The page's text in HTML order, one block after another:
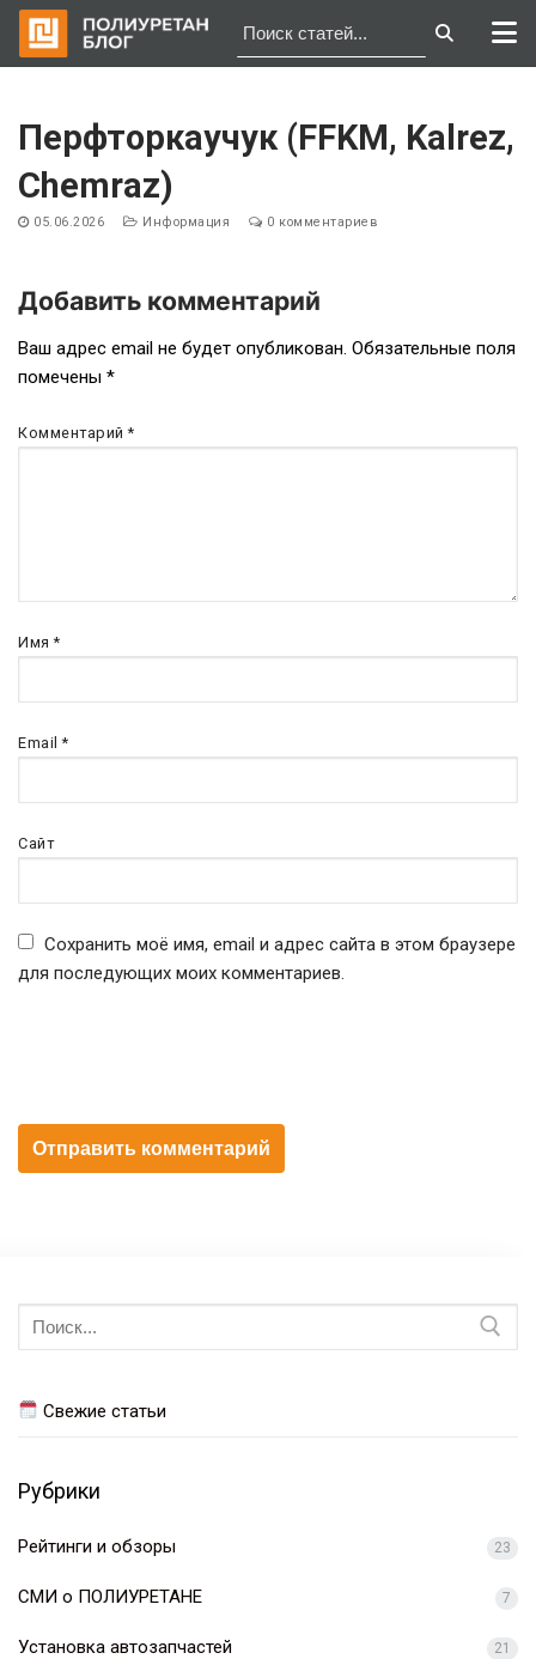
содержимому
Перфторкаучук (FFKM, Kalrez,
Chemraz)
05.06.2026 Информация 0 комментариев
Навигация
по
записям
Добавить комментарий
Ваш адрес email не будет опубликован. Обязательные поля
помечены *
Комментарий*
Имя*
Email*
Сайт
Сохранить моё имя, email и адрес сайта в этом браузере
для последующих моих комментариев.
Искать:
Свежие статьи
Рубрики
Рейтинги и обзоры 23
СМИ о ПОЛИУРЕТАНЕ 7
Установка автозапчастей 21